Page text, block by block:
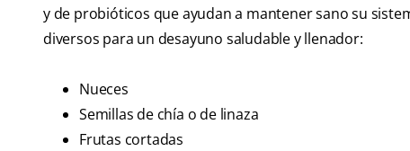
y de probióticos que ayudan a mantener sano su
diversos para un desayuno saludable y llenador:
Nueces
Semillas de chía o de linaza
Frutas cortadas